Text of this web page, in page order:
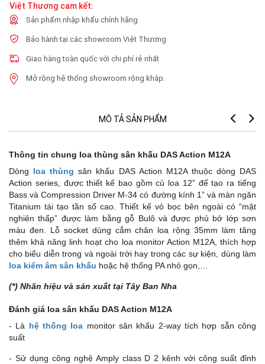
Việt Thương cam kết:
Sản phẩm nhập khẩu chính hãng
Bảo hành tại các showroom Việt Thương
Giao hàng toàn quốc với chi phí rẻ nhất
Mở rộng hệ thống showroom rộng khắp.
MÔ TẢ SẢN PHẨM
Thông tin chung loa thùng sân khấu DAS Action M12A
Dòng loa thùng sân khấu DAS Action M12A thuộc dòng DAS
Action series, được thiết kế bao gồm củ loa 12” để tạo ra tiếng
Bass và Compression Driver M-34 có đường kính 1” và màn ngăn
Titanium tái tạo tần số cao. Thiết kế vỏ bọc bên ngoài có “mặt
nghiên thấp” được làm bằng gỗ Bulô và được phủ bở lớp sơn
màu đen. Lỗ socket dùng cắm chân loa rộng 35mm làm tăng
thêm khả năng linh hoạt cho loa monitor Action M12A, thích hợp
cho biểu diễn trong và ngoài trời hay trong các sự kiện, dùng làm
loa kiểm âm sân khấu hoặc hệ thống PA nhỏ gọn,…
(*) Nhãn hiệu và sản xuất tại Tây Ban Nha
Đánh giá loa sân khấu DAS Action M12A
- Là hệ thống loa monitor sân khấu 2-way tích hợp sẵn công
suất
- Sử dụng công nghệ Amply class D 2 kênh với công suất đỉnh